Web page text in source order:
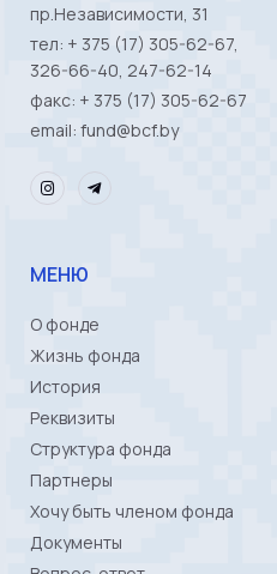
пр.Независимости, 31
тел: + 375 (17) 305-62-67,
326-66-40, 247-62-14
факс: + 375 (17) 305-62-67
email: fund@bcf.by
МЕНЮ
О фонде
Жизнь фонда
История
Реквизиты
Структура фонда
Партнеры
Хочу быть членом фонда
Документы